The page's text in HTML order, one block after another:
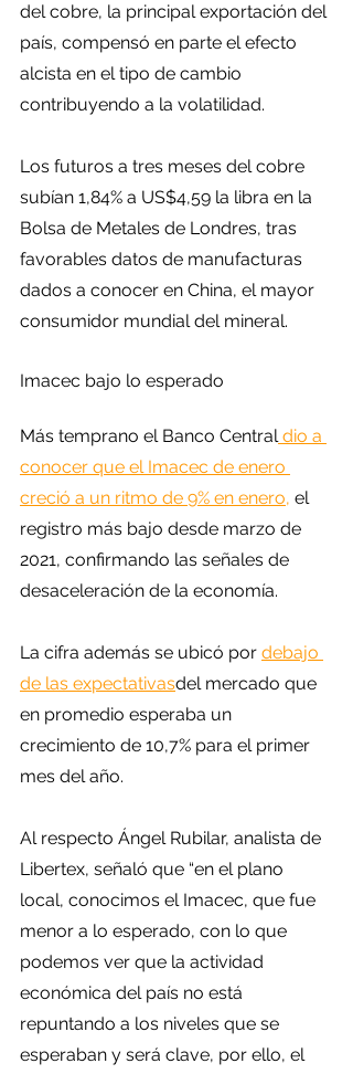
del cobre, la principal exportación del
país, compensó en parte el efecto
alcista en el tipo de cambio
contribuyendo a la volatilidad.
Los futuros a tres meses del cobre
subían 1,84% a US$4,59 la libra en la
Bolsa de Metales de Londres, tras
favorables datos de manufacturas
dados a conocer en China, el mayor
consumidor mundial del mineral.
Imacec bajo lo esperado
Más temprano el Banco Central dio a
conocer que el Imacec de enero
creció a un ritmo de 9% en enero, el
registro más bajo desde marzo de
2021, confirmando las señales de
desaceleración de la economía.
La cifra además se ubicó por debajo
de las expectativasdel mercado que
en promedio esperaba un
crecimiento de 10,7% para el primer
mes del año.
Al respecto Ángel Rubilar, analista de
Libertex, señaló que “en el plano
local, conocimos el Imacec, que fue
menor a lo esperado, con lo que
podemos ver que la actividad
económica del país no está
repuntando a los niveles que se
esperaban y será clave, por ello, el